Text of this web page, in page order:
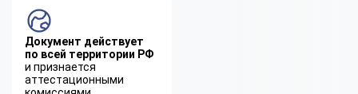
Документ действует
по всей территории РФ
и признается
аттестационными